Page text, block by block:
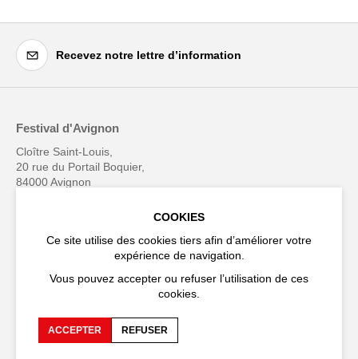
Recevez notre lettre d’information
Festival d'Avignon
Cloître Saint-Louis,
20 rue du Portail Boquier,
84000 Avignon
FAQ
Recrutements et appels
d'offre
COOKIES
Ce site utilise des cookies tiers afin d’améliorer votre
expérience de navigation.
Vous pouvez accepter ou refuser l’utilisation de ces
cookies.
ACCEPTER REFUSER